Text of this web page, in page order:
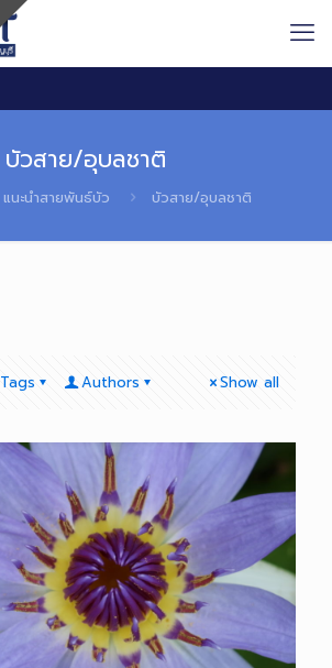
บัวสาย/อุบลชาติ
แนะนำสายพันธ์บัว บัวสาย/อุบลชาติ
Tags Authors Show all